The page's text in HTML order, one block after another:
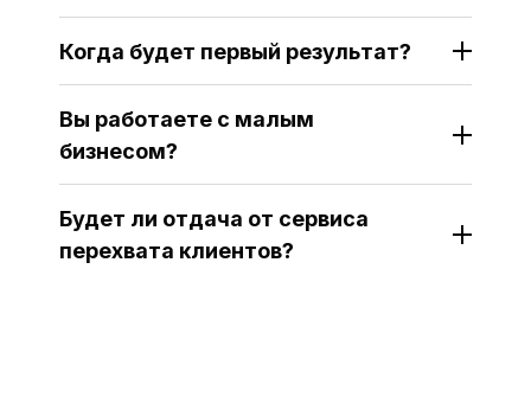
Когда будет первый результат?
Вы работаете с малым
бизнесом?
Будет ли отдача от сервиса
перехвата клиентов?